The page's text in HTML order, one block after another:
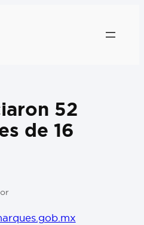
52
de 16